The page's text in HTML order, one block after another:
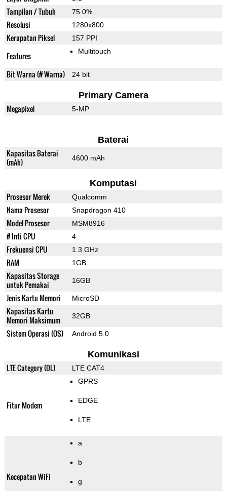
Tampilan / Tubuh 75.0%
Resolusi 1280x800
Kerapatan Piksel 157 PPI
Features Multitouch
Bit Warna (# Warna) 24 bit
Primary Camera
Megapixel 5-MP
Baterai
Kapasitas Baterai
(mAh)
4600 mAh
Komputasi
Prosesor Merek Qualcomm
Nama Prosesor Snapdragon 410
Model Prosesor MSM8916
# Inti CPU 4
Frekuensi CPU 1.3 GHz
RAM 1GB
Kapasitas Storage
untuk Pemakai
16GB
Jenis Kartu Memori MicroSD
Kapasitas Kartu
Memori Maksimum
32GB
Sistem Operasi (OS) Android 5.0
Komunikasi
LTE Category (DL) LTE CAT4
Fitur Modem
GPRS
EDGE
LTE
Kecepatan WiFi
a
b
g